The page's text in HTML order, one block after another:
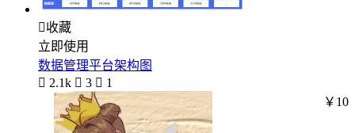
收藏
立即使用
数据管理平台架构图
 2.1k  3  1
￥10